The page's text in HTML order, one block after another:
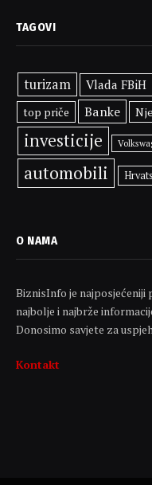
TAGOVI
turizam Vlada FBiH
top priče
Banke
investicije
automobili
O NAMA
BiznisInfo je najposjećeniji
najbolje i najbrže
Donosimo savjete za
Kontakt